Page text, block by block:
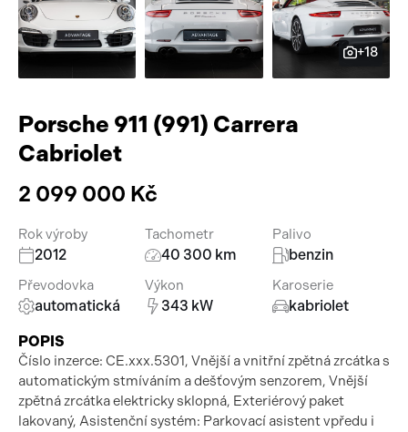
Pracovní stroje
Auto a život
Videa
+18
Porsche 911 (991) Carrera
Cabriolet
2 099 000 Kč
Rok výroby
2012
Tachometr
40 300 km
Palivo
benzin
Převodovka
automatická
Výkon
343 kW
Karoserie
kabriolet
POPIS
Číslo inzerce: CE.xxx.5301, Vnější a vnitřní zpětná zrcátka s
automatickým stmíváním a dešťovým senzorem, Vnější
zpětná zrcátka elektricky sklopná, Exteriérový paket
lakovaný, Asistenční systém: Parkovací asistent vpředu i